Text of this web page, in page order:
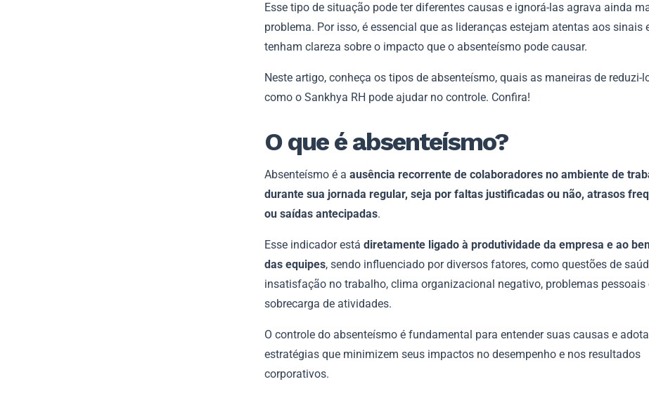
Esse tipo de situação pode ter diferentes causas e ignorá-las agrava ainda
problema. Por isso, é essencial que as lideranças estejam atentas aos sinais
tenham clareza sobre o impacto que o absenteísmo pode causar.
Neste artigo, conheça os tipos de absenteísmo, quais as maneiras de reduzi-
como o Sankhya RH pode ajudar no controle. Confira!
O que é absenteísmo?
Absenteísmo é a ausência recorrente de colaboradores no ambiente de
durante sua jornada regular, seja por faltas justificadas ou não, atrasos
ou saídas antecipadas.
Esse indicador está diretamente ligado à produtividade da empresa e ao
das equipes, sendo influenciado por diversos fatores, como questões de
insatisfação no trabalho, clima organizacional negativo, problemas pessoais
sobrecarga de atividades.
O controle do absenteísmo é fundamental para entender suas causas e
estratégias que minimizem seus impactos no desempenho e nos resultados
corporativos.